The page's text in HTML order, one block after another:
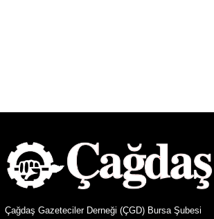
Çağdaş Gazeteciler Derneği (ÇGD) Bursa Şubesi